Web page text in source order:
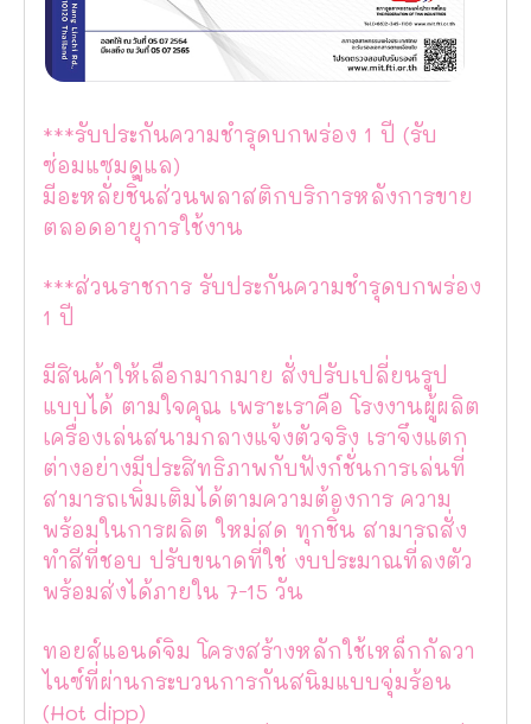
***รับประกันความชำรุดบกพร่อง 1 ปี (รับ
ซ่อมแซมดูแล)
มีอะหลั่ยชิ้นส่วนพลาสติกบริการหลังการขาย
ตลอดอายุการใช้งาน
***ส่วนราชการ รับประกันความชำรุดบกพร่อง
1 ปี
มีสินค้าให้เลือกมากมาย สั่งปรับเปลี่ยนรูป
แบบได้ ตามใจคุณ เพราะเราคือ โรงงานผู้ผลิต
เครื่องเล่นสนามกลางแจ้งตัวจริง เราจึงแตก
ต่างอย่างมีประสิทธิภาพกับฟังก์ชั่นการเล่นที่
สามารถเพิ่มเติมได้ตามความต้องการ ความ
พร้อมในการผลิต ใหม่สด ทุกชิ้น สามารถสั่ง
ทำสีที่ชอบ ปรับขนาดที่ใช่ งบประมาณที่ลงตัว
พร้อมส่งได้ภายใน 7-15 วัน
ทอยส์แอนด์จิม โครงสร้างหลักใช้เหล็กกัลวา
ไนซ์ที่ผ่านกระบวนการกันสนิมแบบจุ่มร้อน
(Hot dipp)